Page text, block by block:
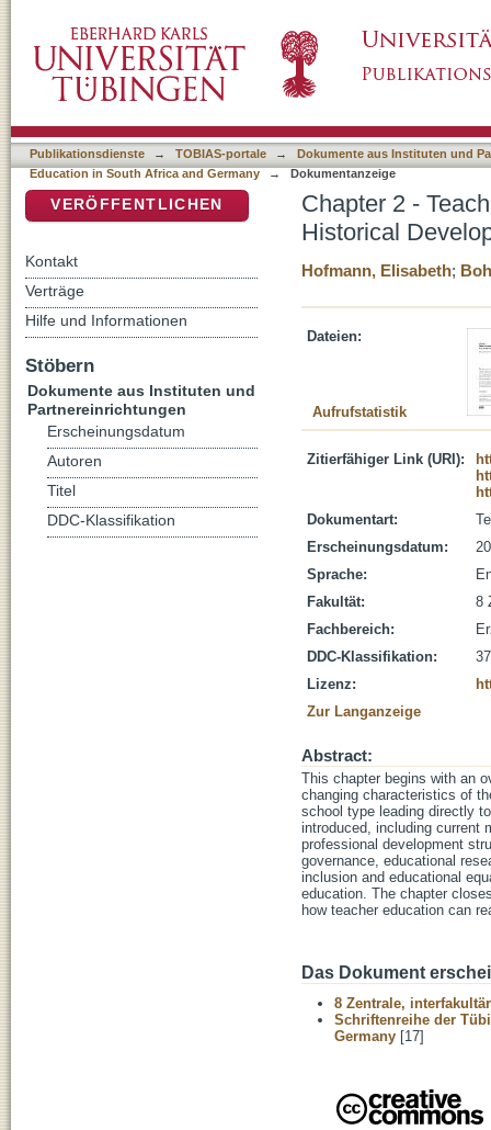
Academic Challenges
Publikationsdienste → TOBIAS-portale →
Dokumente aus Instituten und
Education in South Africa and Germany
→ Dokumentanzeige
Chapter 2 -
Historical
Hofmann, Elisabeth;
Dateien:
Aufrufstatistik
Zitierfähiger Link (URI):
Dokumentart:
Erscheinungsdatum:
Sprache:
Fakultät:
8
Fachbereich:
DDC-Klassifikation:
Lizenz:
Zur Langanzeige
Abstract:
This chapter begins with an
changing characteristics of
school type leading directly
introduced, including current
professional development
governance, educational
inclusion and educational
education. The chapter
how teacher education can
Das Dokument
8 Zentrale,
Schriftenreihe der
Germany [17]
VERÖFFENTLICHEN
Kontakt
Verträge
Hilfe und Informationen
Stöbern
Dokumente aus Instituten und
Partnereinrichtungen
Erscheinungsdatum
Autoren
Titel
DDC-Klassifikation